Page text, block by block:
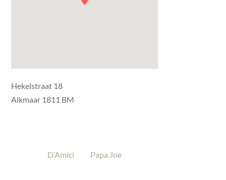
Hekelstraat 18
Alkmaar 1811 BM
D’Amici Papa Joe